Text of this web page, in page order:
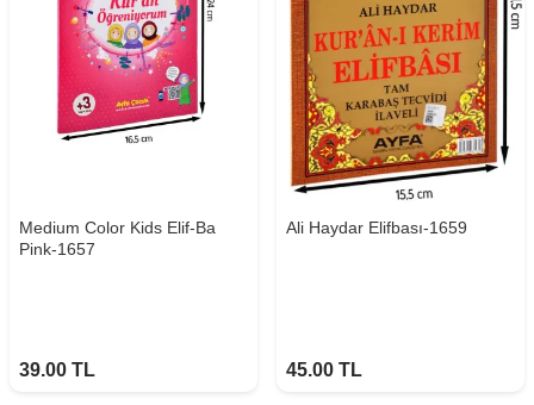
Medium Color Kids Elif-Ba
Pink-1657
39.00 TL
Ali Haydar Elifbası-1659
45.00 TL